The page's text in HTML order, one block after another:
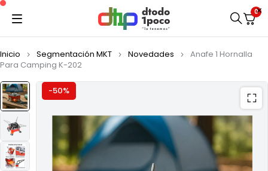
0
Inicio Segmentación MKT Novedades
Anafe 1 Hornalla
Para Camping K-202
-50%